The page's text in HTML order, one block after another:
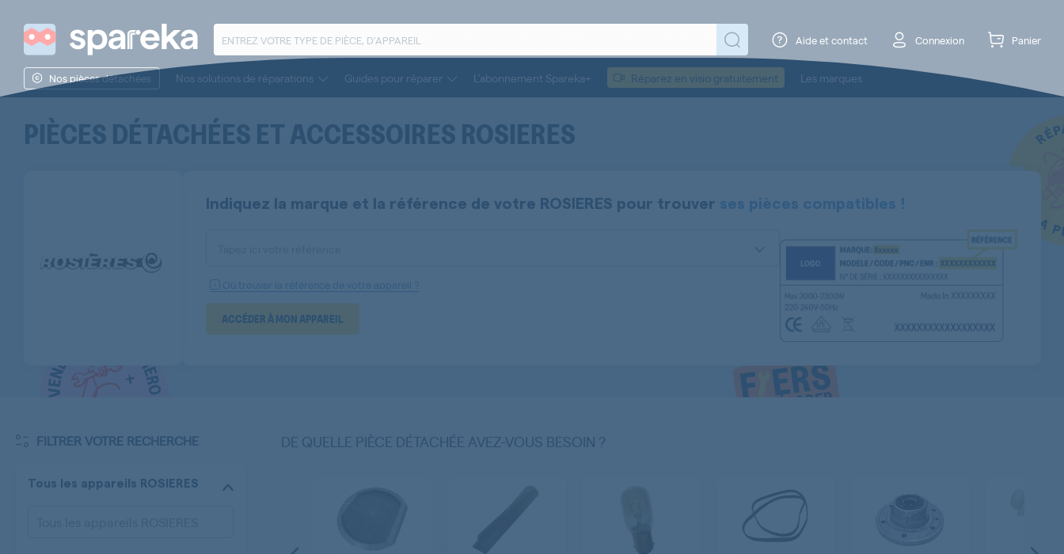
Aide et contact Connexion Panier
Nos pièces détachées Nos solutions de réparations Guides pour réparer L’abonnement Spareka+ Réparez en visio gratuitement Les marques
PIÈCES DÉTACHÉES ET ACCESSOIRESROSIERES
Indiquez la marque et la référence de votre ROSIERES pour trouver ses pièces compatibles !
Où trouver la référence de votre appareil ?
ACCÉDER À MON APPAREIL
DE QUELLE PIÈCE DÉTACHÉE AVEZ-VOUS BESOIN ?
FILTRER VOTRE RECHERCHE
Tous les appareils ROSIERES